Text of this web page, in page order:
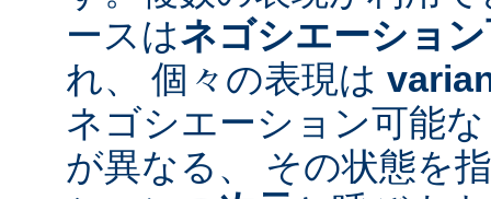
ースはネゴシエーショ
れ、 個々の表現は
ネゴシエーション可能
が異なる、 その状態を